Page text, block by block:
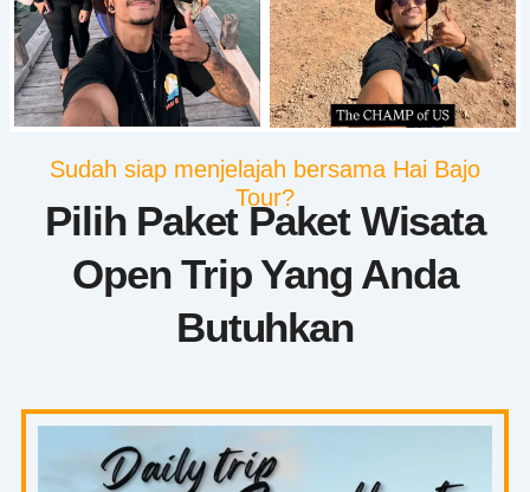
Sudah siap menjelajah bersama Hai Bajo
Tour?
Pilih Paket Paket Wisata
Open Trip Yang Anda
Butuhkan